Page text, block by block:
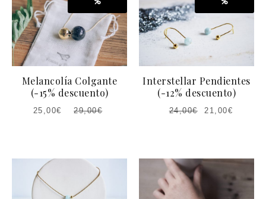
Melancolía Colgante
(-15% descuento)
29,00€
EL
ERA:
29,00€.
25,00€
25,00€.
Interstellar Pendientes
(-12% descuento)
24,00€ 21,00€